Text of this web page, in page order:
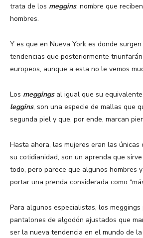
trata de los meggins, nombre que
hombres.
Y es que en Nueva York es donde
tendencias que posteriormente
europeos, aunque a esta no le vemos
Los meggingsal igual que su
leggins, son una especie de mallas que
segunda piel y que, por ende, marcan
Hasta ahora, las mujeres eran las únicas
su cotidianidad, son un aprenda que
todo, pero parece que algunos hombres
portar una prenda considerada como
Para algunos especialistas, los meggings
pantalones de algodón ajustados que
ser la nueva tendencia en el mundo de la